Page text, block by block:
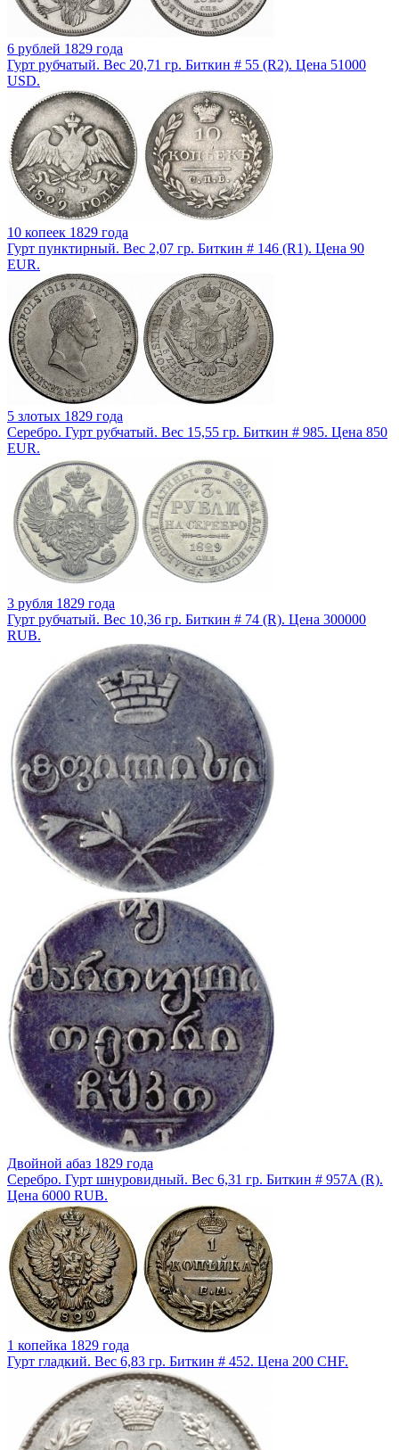
6 рублей 1829 года
Гурт рубчатый. Вес 20,71 гр. Биткин # 55 (R2). Цена 51000
USD.
10 копеек 1829 года
Гурт пунктирный. Вес 2,07 гр. Биткин # 146 (R1). Цена 90
EUR.
5 злотых 1829 года
Серебро. Гурт рубчатый. Вес 15,55 гр. Биткин # 985. Цена 850
EUR.
3 рубля 1829 года
Гурт рубчатый. Вес 10,36 гр. Биткин # 74 (R). Цена 300000
RUB.
Двойной абаз 1829 года
Серебро. Гурт шнуровидный. Вес 6,31 гр. Биткин # 957A (R).
Цена 6000 RUB.
1 копейка 1829 года
Гурт гладкий. Вес 6,83 гр. Биткин # 452. Цена 200 CHF.